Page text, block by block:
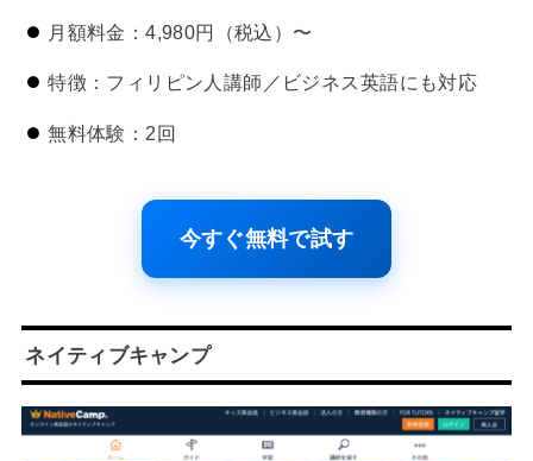
月額料金：4,980円（税込）〜
特徴：フィリピン人講師／ビジネス英語にも対応
無料体験：2回
今すぐ無料で試す
ネイティブキャンプ